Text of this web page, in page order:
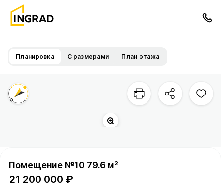
Планировка С размерами План этажа
Помещение №10 79.6 м²
21 200 000 ₽